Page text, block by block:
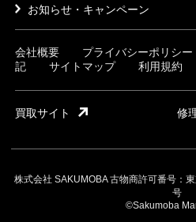
お知らせ・キャンペーン
会社概要 プライバシーポリシー
記
サイトマップ 利用規約
買取サイト 修
株式会社 SAKUMOBA 古物商許可番号：
号
©Sakumoba